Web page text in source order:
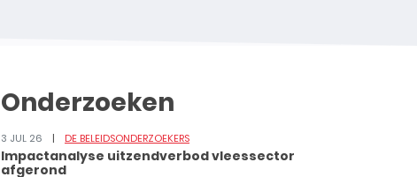
Onderzoeken
3 JUL 26 DE BELEIDSONDERZOEKERS
Impactanalyse uitzendverbod vleessector
afgerond